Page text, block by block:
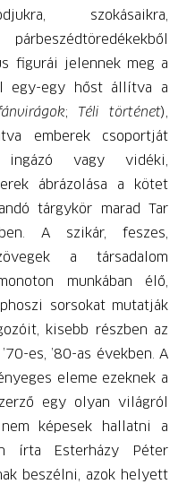
szokásaikra,
figurái jelennek meg a
egy-egy hőst állítva a
; Téli történet),
emberek csoportját
vagy vidéki,
ábrázolása a kötet
tárgykör marad Tar
A szikár, feszes,
a társadalom
munkában élő,
sorsokat mutatják
kisebb részben az
es, ’80-as években. A
eleme ezeknek a
egy olyan világról
képesek hallatni a
írta Esterházy Péter
beszélni, azok helyett